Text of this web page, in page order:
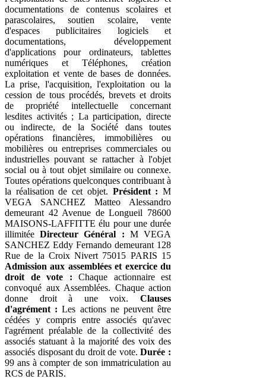
documentations de contenus scolaires et
parascolaires, soutien scolaire, vente
d'espaces publicitaires logiciels et
documentations, développement
d'applications pour ordinateurs, tablettes
numériques et Téléphones, création
exploitation et vente de bases de données.
La prise, l'acquisition, l'exploitation ou la
cession de tous procédés, brevets et droits
de propriété intellectuelle concernant
lesdites activités ; La participation, directe
ou indirecte, de la Société dans toutes
opérations financières, immobilières ou
mobilières ou entreprises commerciales ou
industrielles pouvant se rattacher à l'objet
social ou à tout objet similaire ou connexe.
Toutes opérations quelconques contribuant à
la réalisation de cet objet. Président : M
VEGA SANCHEZ Matteo Alessandro
demeurant 42 Avenue de Longueil 78600
MAISONS-LAFFITTE élu pour une durée
illimitéeDirecteur Général : M VEGA
SANCHEZ Eddy Fernando demeurant 128
Rue de la Croix Nivert 75015 PARIS 15
Admission aux assemblées et exercice du
droit de vote : Chaque actionnaire est
convoqué aux Assemblées. Chaque action
donne droit à une voix. Clauses
d'agrément : Les actions ne peuvent être
cédées y compris entre associés qu'avec
l'agrément préalable de la collectivité des
associés statuant à la majorité des voix des
associés disposant du droit de vote.Durée :
99 ans à compter de son immatriculation au
RCS de PARIS.